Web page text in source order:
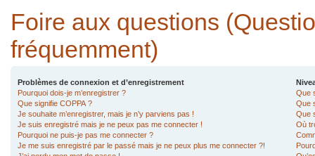
Foire aux questions
fréquemment)
Problèmes de connexion et d’enregistrement
Pourquoi dois-je m’enregistrer ?
Que signifie COPPA ?
Je souhaite m’enregistrer, mais je n’y parviens pas !
Je suis enregistré mais je ne peux pas me connecter !
Pourquoi ne puis-je pas me connecter ?
Je me suis enregistré par le passé mais je ne peux plus me connecter ?!
Que
Que
Que
Où